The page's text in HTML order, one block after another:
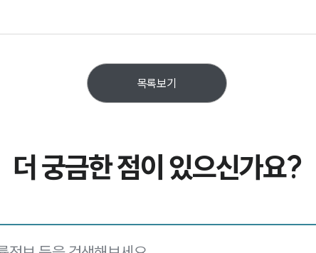
목록보기
더 궁금한 점이 있으신가요?